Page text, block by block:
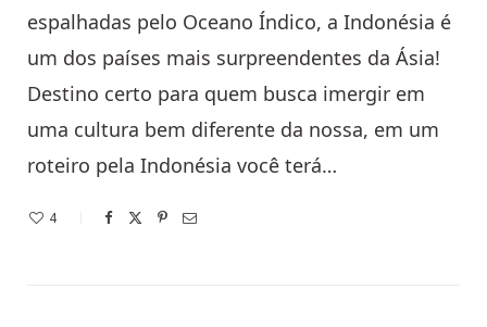
espalhadas pelo Oceano Índico, a Indonésia é
um dos países mais surpreendentes da Ásia!
Destino certo para quem busca imergir em
uma cultura bem diferente da nossa, em um
roteiro pela Indonésia você terá…
4